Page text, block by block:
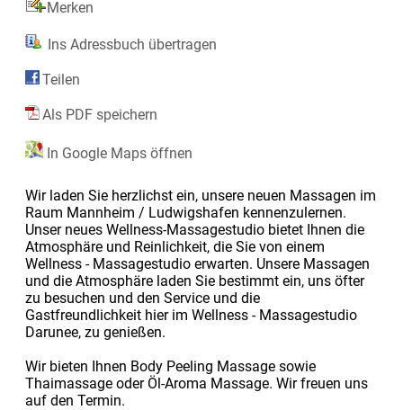
Merken
Ins Adressbuch übertragen
Teilen
Als PDF speichern
In Google Maps öffnen
Wir laden Sie herzlichst ein, unsere neuen Massagen im
Raum Mannheim / Ludwigshafen kennenzulernen.
Unser neues Wellness-Massagestudio bietet Ihnen die
Atmosphäre und Reinlichkeit, die Sie von einem
Wellness - Massagestudio erwarten. Unsere Massagen
und die Atmosphäre laden Sie bestimmt ein, uns öfter
zu besuchen und den Service und die
Gastfreundlichkeit hier im Wellness - Massagestudio
Darunee, zu genießen.
Wir bieten Ihnen Body Peeling Massage sowie
Thaimassage oder Öl-Aroma Massage. Wir freuen uns
auf den Termin.